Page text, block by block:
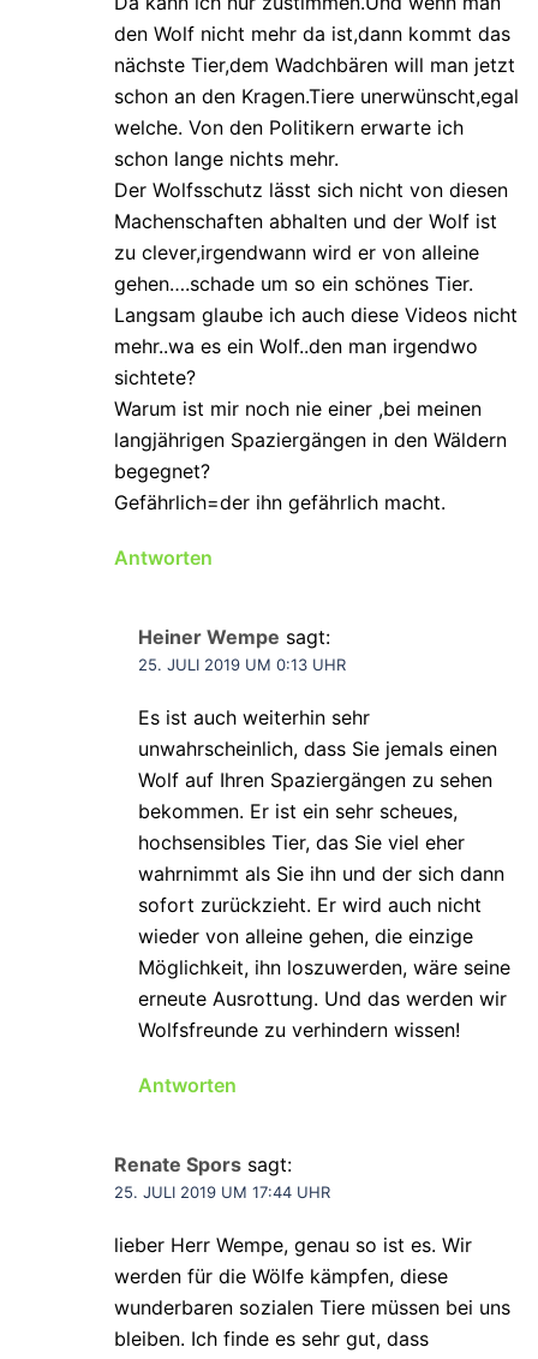
den Wolf nicht mehr da ist,dann kommt das
nächste Tier,dem Wadchbären will man jetzt
schon an den Kragen.Tiere unerwünscht,egal
welche. Von den Politikern erwarte ich
schon lange nichts mehr.
Der Wolfsschutz lässt sich nicht von diesen
Machenschaften abhalten und der Wolf ist
zu clever,irgendwann wird er von alleine
gehen….schade um so ein schönes Tier.
Langsam glaube ich auch diese Videos nicht
mehr..wa es ein Wolf..den man irgendwo
sichtete?
Warum ist mir noch nie einer ,bei meinen
langjährigen Spaziergängen in den Wäldern
begegnet?
Gefährlich=der ihn gefährlich macht.
Antworten
Heiner Wempe sagt:
25. JULI 2019 UM 0:13 UHR
Es ist auch weiterhin sehr
unwahrscheinlich, dass Sie jemals einen
Wolf auf Ihren Spaziergängen zu sehen
bekommen. Er ist ein sehr scheues,
hochsensibles Tier, das Sie viel eher
wahrnimmt als Sie ihn und der sich dann
sofort zurückzieht. Er wird auch nicht
wieder von alleine gehen, die einzige
Möglichkeit, ihn loszuwerden, wäre seine
erneute Ausrottung. Und das werden wir
Wolfsfreunde zu verhindern wissen!
Antworten
Renate Spors sagt:
25. JULI 2019 UM 17:44 UHR
lieber Herr Wempe, genau so ist es. Wir
werden für die Wölfe kämpfen, diese
wunderbaren sozialen Tiere müssen bei uns
bleiben. Ich finde es sehr gut, dass